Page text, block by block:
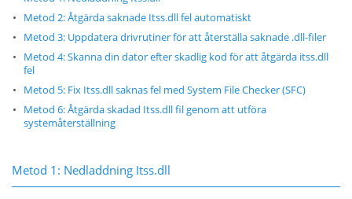
Metod 2: Åtgärda saknade Itss.dll fel automatiskt
Metod 3: Uppdatera drivrutiner för att återställa saknade .dll-filer
Metod 4: Skanna din dator efter skadlig kod för att åtgärda itss.dll
fel
Metod 5: Fix Itss.dll saknas fel med System File Checker (SFC)
Metod 6: Åtgärda skadad Itss.dll fil genom att utföra
systemåterställning
Metod 1: Nedladdning Itss.dll